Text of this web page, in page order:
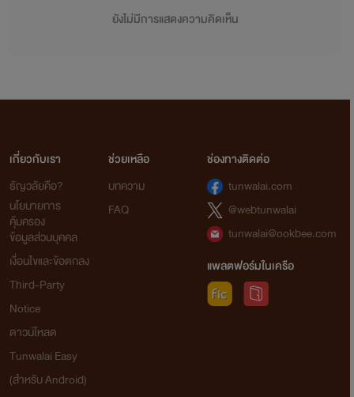
ยังไม่มีการแสดงความคิดเห็น
เกี่ยวกับเรา
ธัญวลัยคือ?
นโยบายการ
คุ้มครอง
ข้อมูลส่วนบุคคล
เงื่อนไขและข้อตกลง
Third-Party
Notice
ดาวน์โหลด
Tunwalai Easy
(สำหรับ Android)
ช่วยเหลือ
บทความ
FAQ
ช่องทางติดต่อ
tunwalai.com
@webtunwalai
tunwalai@ookbee.com
แพลตฟอร์มในเครือ